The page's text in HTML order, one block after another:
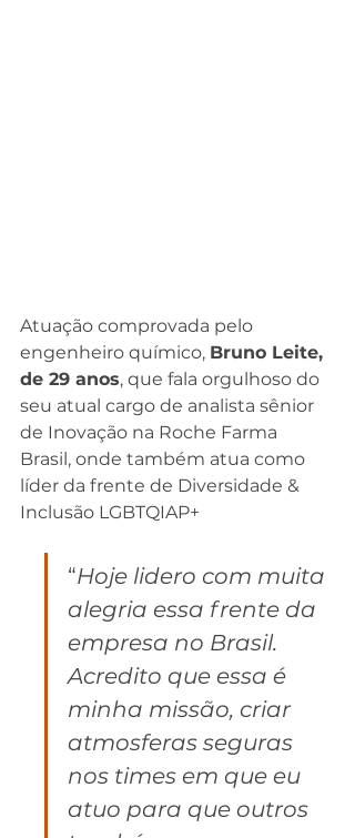
Atuação comprovada pelo
engenheiro químico, Bruno Leite,
de 29 anos, que fala orgulhoso do
seu atual cargo de analista sênior
de Inovação na Roche Farma
Brasil, onde também atua como
líder da frente de Diversidade &
Inclusão LGBTQIAP+
“Hoje lidero com muita
alegria essa frente da
empresa no Brasil.
Acredito que essa é
minha missão, criar
atmosferas seguras
nos times em que eu
atuo para que outros